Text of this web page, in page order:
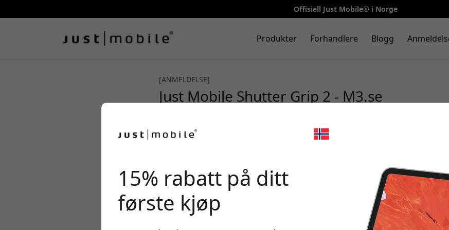
Offisiell Just Mobile® i Norge
Produkter Forhandlere Blogg
[ANMELDELSE]
Just Mobile Shutter Grip 2 - M3.se
15% rabatt på ditt
første kjøp
Bruk denne